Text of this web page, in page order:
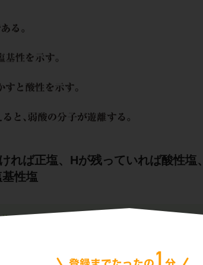
れば正塩、Hが残っていれば酸性塩、
性塩
である。
です。